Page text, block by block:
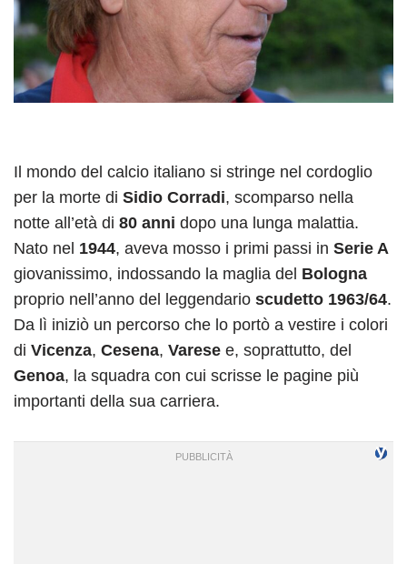
Il mondo del calcio italiano si stringe nel cordoglio
per la morte di Sidio Corradi, scomparso nella
notte all’età di 80 anni dopo una lunga malattia.
Nato nel 1944, aveva mosso i primi passi in Serie A
giovanissimo, indossando la maglia del Bologna
proprio nell’anno del leggendario scudetto 1963/64.
Da lì iniziò un percorso che lo portò a vestire i colori
di Vicenza, Cesena, Varese e, soprattutto, del
Genoa, la squadra con cui scrisse le pagine più
importanti della sua carriera.